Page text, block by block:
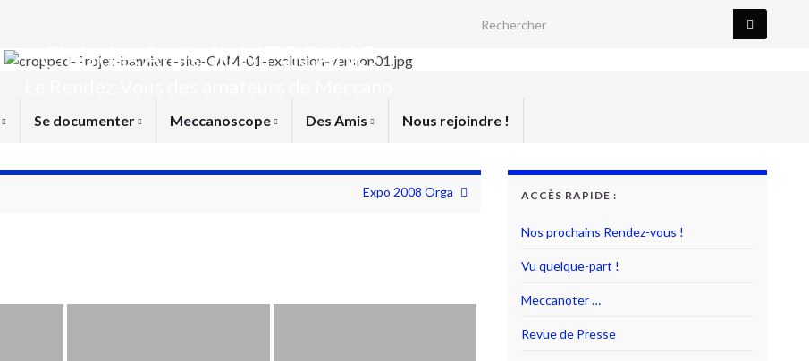
Search for:
Club des Amis du MECCANO
Se documenter Meccanoscope Des Amis Nous rejoindre !
Expo 2008 Orga ACCÈS RAPIDE :
Nos prochains Rendez-vous !
Vu quelque-part !
Meccanoter …
Revue de Presse